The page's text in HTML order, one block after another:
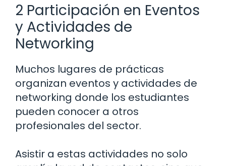
2 Participación en Eventos
y Actividades de
Networking
Muchos lugares de prácticas
organizan eventos y actividades de
networking donde los estudiantes
pueden conocer a otros
profesionales del sector.
Asistir a estas actividades no solo